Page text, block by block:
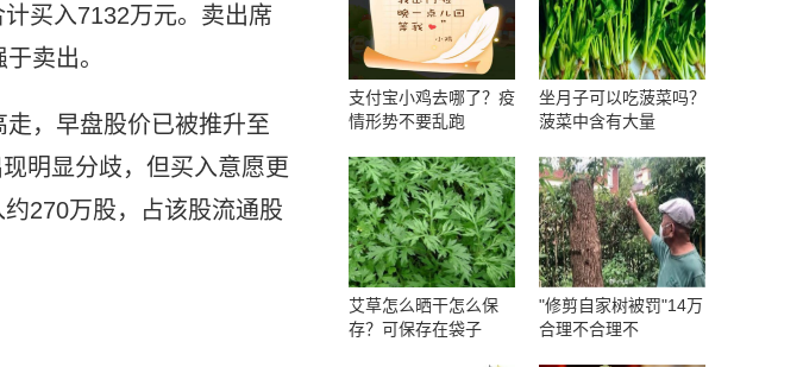
买入7132万元。卖出席
卖出。
，早盘股价已被推升至
明显分歧，但买入意愿更
270万股，占该股流通股
支付宝小鸡去哪了？疫
情形势不要乱跑
坐月子可以吃菠菜吗？
菠菜中含有大量
艾草怎么晒干怎么保
存？可保存在袋子
"修剪自家树被罚"14万
合理不合理不